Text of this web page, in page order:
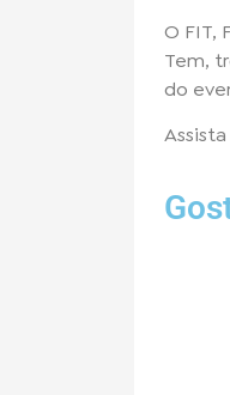
O FIT,
Tem,
do